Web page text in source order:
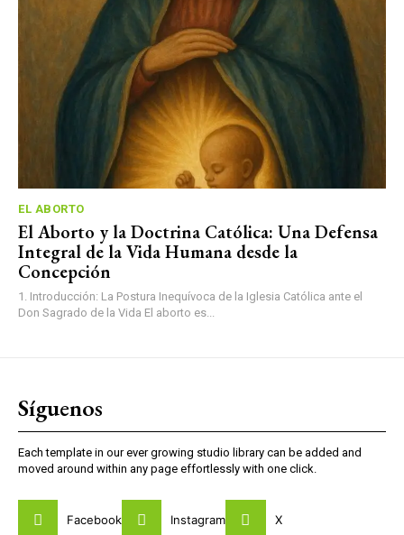
EL ABORTO
El Aborto y la Doctrina Católica: Una Defensa
Integral de la Vida Humana desde la
Concepción
1. Introducción: La Postura Inequívoca de la Iglesia Católica ante el
Don Sagrado de la Vida El aborto es...
Síguenos
Each template in our ever growing studio library can be added and
moved around within any page effortlessly with one click.
Facebook Instagram X